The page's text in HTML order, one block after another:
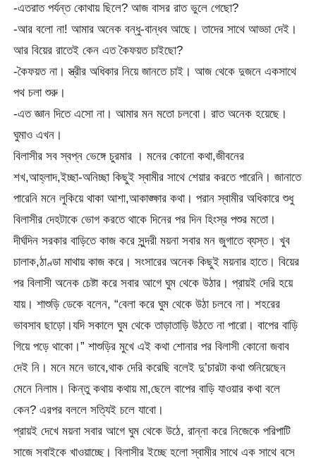
-এতরাত পর্যন্ত কোথায় ছিলে? আজ বাসর রাত ভুলে গেছো?
-আর বলো না! আমার অনেক বন্ধু-বান্ধব আছে। তাদের সাথে আড্ডা দেই।
আর বিয়ের রাতেই কেন এত কৈফয়ত চাইছো?
-কৈফয়ত না। স্ত্রীর অধিকার নিয়ে জানতে চাই। আজ থেকে দুজনে একসাথে
পথ চলা শুরু।
-এত জ্ঞান দিতে এসো না। আমার মন মতো চলবো। রাত অনেক হয়েছে।
ঘুমাও এখন।
বিলাসীর সব স্বপ্ন ভেঙ্গে চুরমার । মনের কোনো কথা,জীবনের
শখ,আহ্লাদ,ইচ্ছা-অনিচ্ছা কিছুই স্বামীর সাথে শেয়ার করতে পারেনি। জানাতে
পারেনি মনে লুকিয়ে থাকা আশা,আকাঙ্ক্ষার কথা। পরান স্বামীর অধিকারে শুধু
বিলাসীর দেহটাকে ভোগ করতে থাকে দিনের পর দিন হিংস্র পশুর মতো।
দীর্ঘদিন সরকার বাড়িতে কাজ করে সুন্দরী ময়না সবার মন জুগাতে ব্যস্ত। খুব
চালাক,ঠাণ্ডা মাথায় কাজ করে। সংসারের অনেক কিছুই ময়নার হাতে। বিয়ের
পর বিলাসী অনেক চেষ্টা করে সবার আগে ঘুম থেকে উঠার। প্রায়ই দেরি হয়ে
যায়। শাশুড়ি ডেকে বলেন, “বেলা করে ঘুম থেকে উঠা চলবে না। শহরের
ভাবসাব ছাড়ো।যদি সকালে ঘুম থেকে তাড়াতাড়ি উঠতে না পারো। বাপের বাড়ি
গিয়ে পড়ে থাকো।” শাশুড়ির মুখে এই কথা শোনার পর বিলাসী কোনো জবাব
দেই নি। মনে মনে ভাবে,থাক দেরি করেছি বলেই দু’চারটা কথা শুনিয়েছেন
মেনে নিলাম। কিন্তু কথায় কথায় মা,ছেলে বাপের বাড়ি যাওয়ার কথা বলে
কেন? এরপর বললে সত্যিই চলে যাবো।
প্রায়ই দেখে ময়না সবার আগে ঘুম থেকে উঠে, রান্না করে নিজেকে পরিপাটি
সাজে সবাইকে খাওয়াচ্ছে। বিলাসীর ইচ্ছে হলো স্বামীর সাথে এক সাথে বসে